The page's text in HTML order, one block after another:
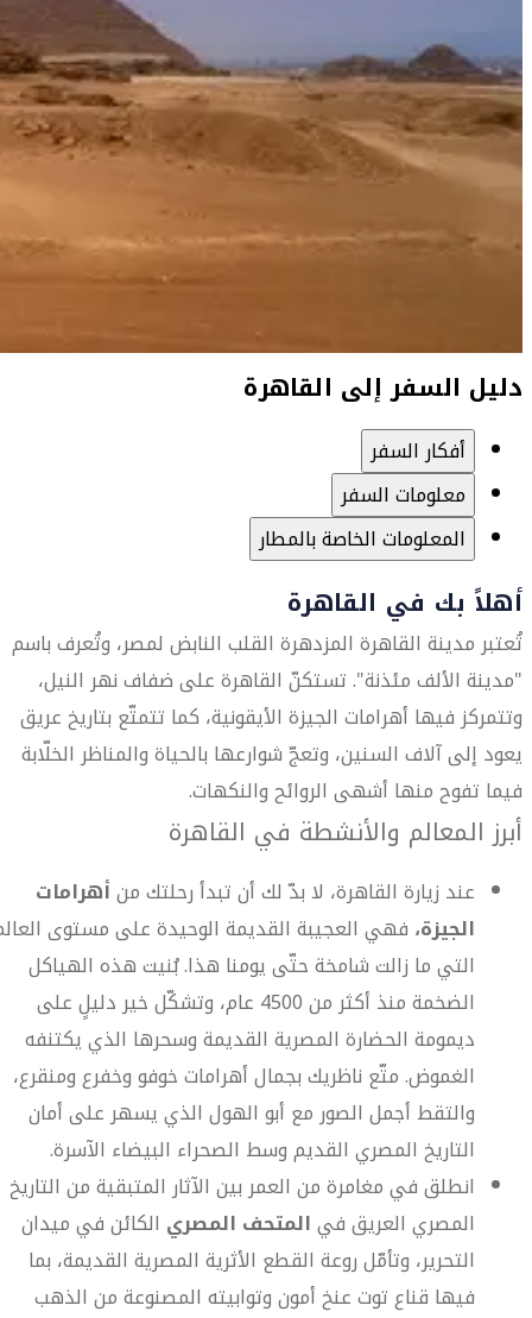
دليل السفر إلى القاهرة
أفكار السفر
معلومات السفر
المعلومات الخاصة بالمطار
أهلاً بك في القاهرة
تُعتبر مدينة القاهرة المزدهرة القلب النابض لمصر، وتُعرف باسم
"مدينة الألف مئذنة". تستكنّ القاهرة على ضفاف نهر النيل،
وتتمركز فيها أهرامات الجيزة الأيقونية، كما تتمتّع بتاريخ عريق
يعود إلى آلاف السنين، وتعجّ شوارعها بالحياة والمناظر الخلّابة
فيما تفوح منها أشهى الروائح والنكهات.
أبرز المعالم والأنشطة في القاهرة
عند زيارة القاهرة، لا بدّ لك أن تبدأ رحلتك منأهرامات
الجيزة، فهي العجيبة القديمة الوحيدة على مستوى
التي ما زالت شامخة حتّى يومنا هذا. بُنيت هذه الهياكل
الضخمة منذ أكثر من 4500 عام، وتشكّل خير دليلٍ على
ديمومة الحضارة المصرية القديمة وسحرها الذي يكتنفه
الغموض. متّع ناظريك بجمال أهرامات خوفو وخفرع ومنقرع،
والتقط أجمل الصور مع أبو الهول الذي يسهر على أمان
التاريخ المصري القديم وسط الصحراء البيضاء الآسرة.
انطلق في مغامرة من العمر بين الآثار المتبقية من التاريخ
المصري العريق فيالمتحف المصري الكائن في ميدان
التحرير، وتأمّل روعة القطع الأثرية المصرية القديمة، بما
فيها قناع توت عنخ أمون وتوابيته المصنوعة من الذهب